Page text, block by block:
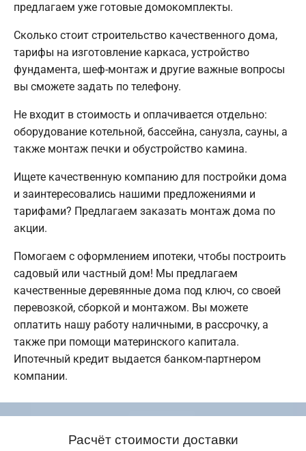
предлагаем уже готовые домокомплекты.
Сколько стоит строительство качественного дома,
тарифы на изготовление каркаса, устройство
фундамента, шеф-монтаж и другие важные вопросы
вы сможете задать по телефону.
Не входит в стоимость и оплачивается отдельно:
оборудование котельной, бассейна, санузла, сауны, а
также монтаж печки и обустройство камина.
Ищете качественную компанию для постройки дома
и заинтересовались нашими предложениями и
тарифами? Предлагаем заказать монтаж дома по
акции.
Помогаем с оформлением ипотеки, чтобы построить
садовый или частный дом! Мы предлагаем
качественные деревянные дома под ключ, со своей
перевозкой, сборкой и монтажом. Вы можете
оплатить нашу работу наличными, в рассрочку, а
также при помощи материнского капитала.
Ипотечный кредит выдается банком-партнером
компании.
Расчёт стоимости доставки